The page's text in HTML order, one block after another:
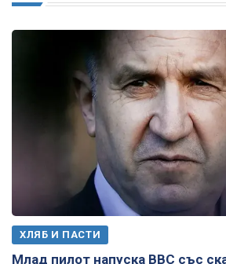
ХЛЯБ И ПАСТИ
Млад пилот напуска ВВС със